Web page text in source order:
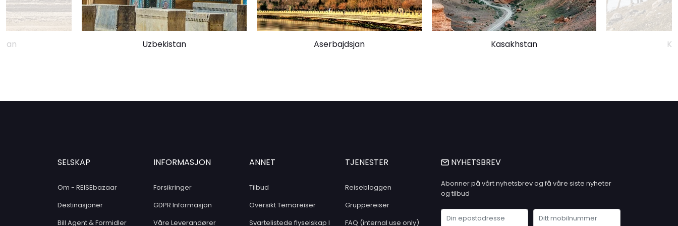
Uzbekistan Aserbajdsjan Kasakhstan
SELSKAP
Om - REISEbazaar
Destinasjoner
Bill Agent & Formidler
INFORMASJON
Forsikringer
GDPR Informasjon
Våre Leverandører
ANNET
Tilbud
Oversikt Temareiser
Svartelistede flyselskap I
TJENESTER
Reisebloggen
Gruppereiser
FAQ (internal use only)
NYHETSBREV
Abonner på vårt nyhetsbrev og få våre siste nyheter
og tilbud